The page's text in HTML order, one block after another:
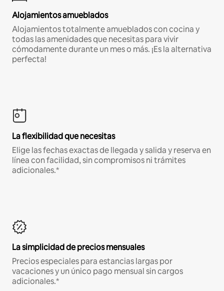
Alojamientos amueblados
Alojamientos totalmente amueblados con cocina y
todas las amenidades que necesitas para vivir
cómodamente durante un mes o más. ¡Es la alternativa
perfecta!
La flexibilidad que necesitas
Elige las fechas exactas de llegada y salida y reserva en
línea con facilidad, sin compromisos ni trámites
adicionales.*
La simplicidad de precios mensuales
Precios especiales para estancias largas por
vacaciones y un único pago mensual sin cargos
adicionales.*